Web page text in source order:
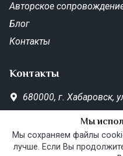
Авторское
Блог
Контакты
Контакты
680000, г. Хабаровск,
Пн—Пт 10:00–19:00
Мы
Мы сохраняем файлы
лучше. Если Вы